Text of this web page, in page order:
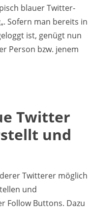
blauer Twitter-
„. Sofern man bereits in
ist, genügt nun
Person bzw. jenem
Twitter
und
Twitterer möglich
und
Follow Buttons. Dazu